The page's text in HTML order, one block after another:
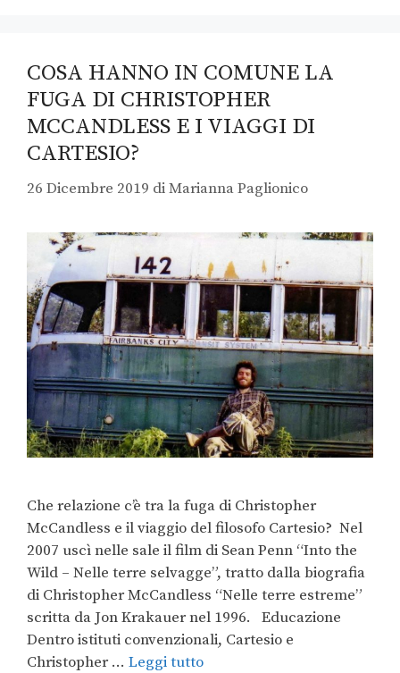
COSA HANNO IN COMUNE LA
FUGA DI CHRISTOPHER
MCCANDLESS E I VIAGGI DI
CARTESIO?
26 Dicembre 2019 diMarianna Paglionico
Che relazione c’è tra la fuga di Christopher
McCandless e il viaggio del filosofo Cartesio? Nel
2007 uscì nelle sale il film di Sean Penn “Into the
Wild – Nelle terre selvagge”, tratto dalla biografia
di Christopher McCandless “Nelle terre estreme”
scritta da Jon Krakauer nel 1996. Educazione
Dentro istituti convenzionali, Cartesio e
Christopher … Leggi tutto